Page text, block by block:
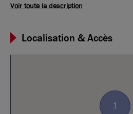
vendre ou à louer au sein de la ZI du
chambres froides et se compose de 2
climatisés. Possibilité d'extension du
des quais de déchargements
Voir toute la description
Localisation & Accès
1